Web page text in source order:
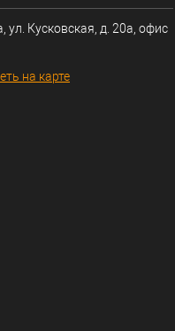
ул. Кусковская, д. 20а, офис
на карте